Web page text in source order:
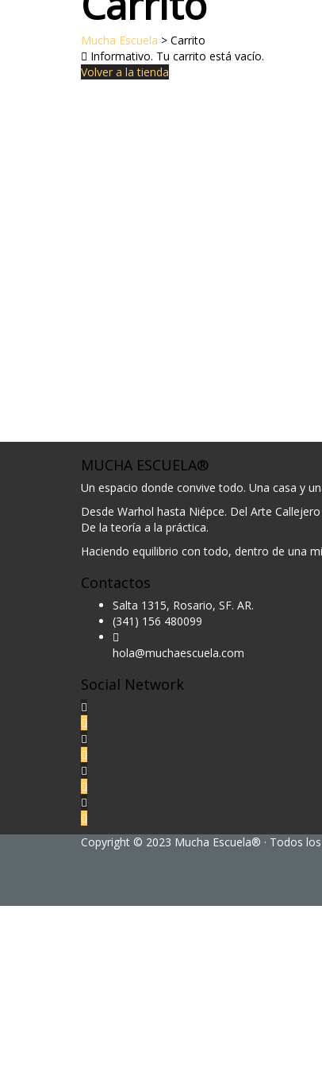
Mucha Escuela > Carrito
Informativo. Tu carrito está vacío.
Volver a la tienda
MUCHA ESCUELA®
Un espacio donde convive todo. Una casa y
Desde Warhol hasta Niépce. Del Arte Callejero
De la teoría a la práctica.
Haciendo equilibrio con todo, dentro de una
Contactos
Salta 1315, Rosario, SF. AR.
(341) 156 480099
hola@muchaescuela.com
Social Network
Copyright © 2023 Mucha Escuela® · Todos